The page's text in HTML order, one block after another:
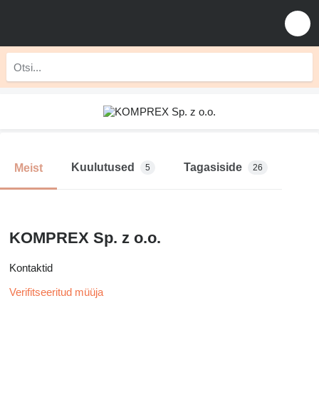
Meist Kuulutused 5 Tagasiside 26
KOMPREX Sp. z o.o.
Kontaktid
Verifitseeritud müüja